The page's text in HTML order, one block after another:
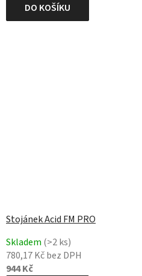
DO KOŠÍKU
Stojánek Acid FM PRO
Skladem (>2 ks)
780,17 Kč bez DPH
944 Kč